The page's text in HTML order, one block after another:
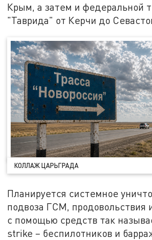
Крым, а затем и федеральной
"Таврида" от Керчи до
КОЛЛАЖ ЦАРЬГРАДА
Планируется системное
подвоза ГСМ, продовольствия
с помощью средств так
strike – беспилотников и